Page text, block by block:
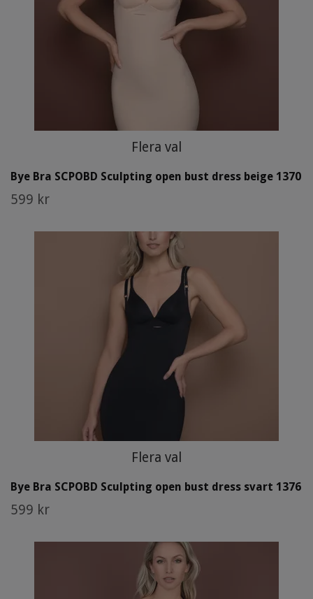
Flera val
Bye Bra SCPOBD Sculpting open bust dress beige 1370
599 kr
Flera val
Bye Bra SCPOBD Sculpting open bust dress svart 1376
599 kr